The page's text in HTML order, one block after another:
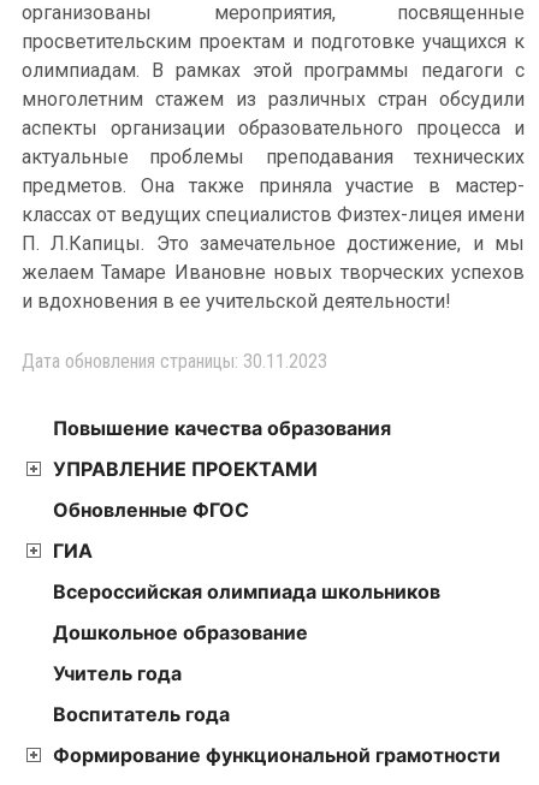
организованы мероприятия, посвященные
просветительским проектам и подготовке учащихся к
олимпиадам. В рамках этой программы педагоги с
многолетним стажем из различных стран обсудили
аспекты организации образовательного процесса и
актуальные проблемы преподавания технических
предметов. Она также приняла участие в мастер-
классах от ведущих специалистов Физтех-лицея имени
П. Л.Капицы. Это замечательное достижение, и мы
желаем Тамаре Ивановне новых творческих успехов
и вдохновения в ее учительской деятельности!
Дата обновления страницы: 30.11.2023
Повышение качества образования
УПРАВЛЕНИЕ ПРОЕКТАМИ
Обновленные ФГОС
ГИА
Всероссийская олимпиада школьников
Дошкольное образование
Учитель года
Воспитатель года
Формирование функциональной грамотности